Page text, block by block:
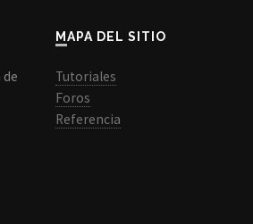
MAPA DEL SITIO
Tutoriales
Foros
Referencia